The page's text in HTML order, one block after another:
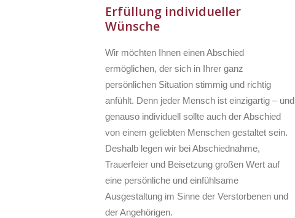
Erfüllung individueller
Wünsche
Wir möchten Ihnen einen Abschied
ermöglichen, der sich in Ihrer ganz
persönlichen Situation stimmig und richtig
anfühlt. Denn jeder Mensch ist einzigartig – und
genauso individuell sollte auch der Abschied
von einem geliebten Menschen gestaltet sein.
Deshalb legen wir bei Abschiednahme,
Trauerfeier und Beisetzung großen Wert auf
eine persönliche und einfühlsame
Ausgestaltung im Sinne der Verstorbenen und
der Angehörigen.